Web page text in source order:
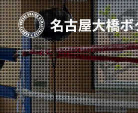
TOP
新着情報
ご予約